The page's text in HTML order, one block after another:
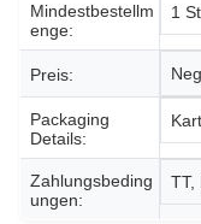
Mindestbestellm
Enge:
1
Preis:
Packaging
Details:
Zahlungsbeding
Ungen:
TT,